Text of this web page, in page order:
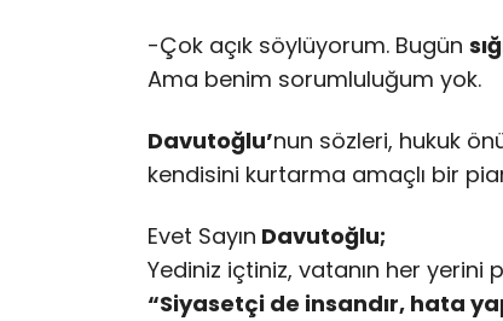
-Çok açık söylüyorum. Bugün
Ama benim sorumluluğum yok.
Davutoğlu’nun sözleri, hukuk
kendisini kurtarma amaçlı bir piar
Evet Sayın Davutoğlu;
Yediniz içtiniz, vatanın her yerini
“Siyasetçi de insandır, hata